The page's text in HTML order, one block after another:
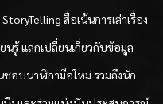
สื่อเน้นการเล่าเรื่อง
ยนรู้ แลกเปลี่ยนเกี่ยวกับข้อมูล
ชอบนาฬิกามือใหม่ รวมถึงนัก